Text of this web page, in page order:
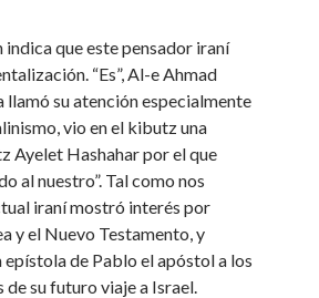
que este pensador iraní
“Es”, Al-e Ahmad
llamó su atención especialmente
vio en el kibutz una
Ayelet Hashahar por el que
al nuestro”. Tal como nos
iraní mostró interés por
y el Nuevo Testamento, y
epístola de Pablo el apóstol a los
su futuro viaje a Israel.